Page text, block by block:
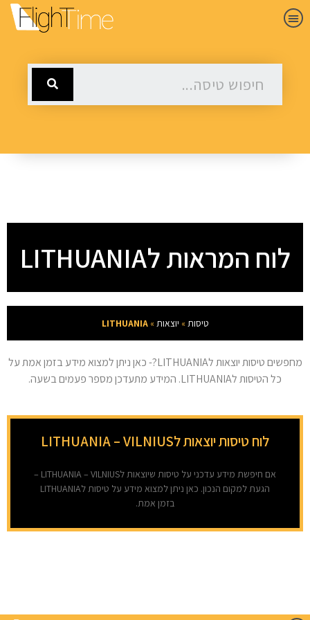
לוח המראות לLITHUANIA
טיסות » יוצאות »
LITHUANIA
מחפשים טיסות יוצאות לLITHUANIA?- כאן ניתן למצוא מידע בזמן אמת על
כל הטיסות לLITHUANIA. המידע מתעדכן מספר פעמים בשעה.
לוח טיסות יוצאות לLITHUANIA – VILNIUS
אם חיפשת מידע עדכני על טיסות שיוצאות לLITHUANIA – VILNIUS –
הגעת למקום הנכון. כאן ניתן למצוא מידע על טיסות לLITHUANIA
בזמן אמת.